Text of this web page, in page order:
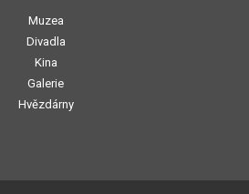
Muzea
Divadla
Kina
Galerie
Hvězdárny